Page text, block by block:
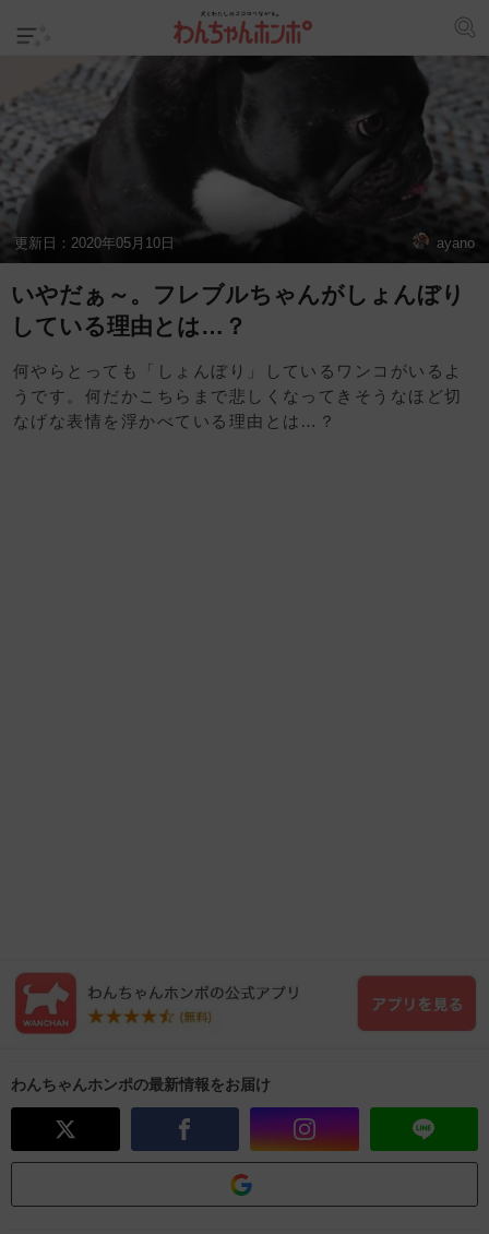
更新日： 2020年05月10日 ayano
いやだぁ～。フレブルちゃんがしょんぼり
している理由とは…？
何やらとっても「しょんぼり」しているワンコがいるよ
うです。何だかこちらまで悲しくなってきそうなほど切
なげな表情を浮かべている理由とは…？
わんちゃんホンポの最新情報をお届け